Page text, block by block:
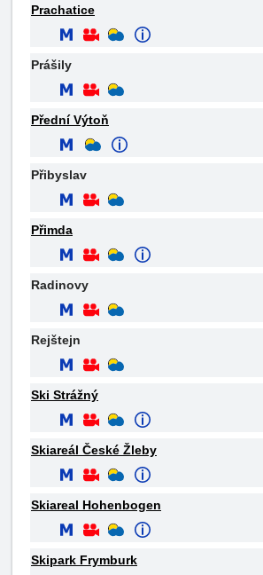
Prachatice
Prášily
Přední Výtoň
Přibyslav
Přimda
Radinovy
Rejštejn
Ski Strážný
Skiareál České Žleby
Skiareal Hohenbogen
Skipark Frymburk